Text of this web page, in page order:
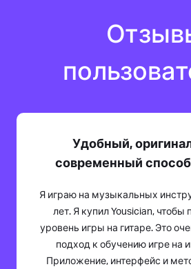
Удобный,
современный
Я играю на музыкальных
лет. Я купил Yousician, чтобы
уровень игры на гитаре. Это
подход к обучению игре на
Приложение, интерфейс и